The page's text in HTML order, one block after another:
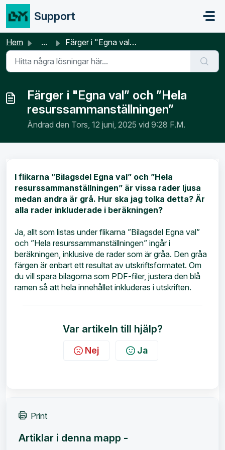
Hoppa över till huvudinnehåll
Support
Hem ... Färger i "Egna val” och ”Hela resurssammanställningen”
Färger i "Egna val” och ”Hela
resurssammanställningen”
Ändrad den Tors, 12 juni, 2025 vid 9:28 F.M.
I flikarna ”Bilagsdel Egna val” och ”Hela
resurssammanställningen” är vissa rader ljusa
medan andra är grå. Hur ska jag tolka detta? Är
alla rader inkluderade i beräkningen?
Ja, allt som listas under flikarna ”Bilagsdel Egna val”
och ”Hela resurssammanställningen” ingår i
beräkningen, inklusive de rader som är gråa. Den gråa
färgen är enbart ett resultat av utskriftsformatet. Om
du vill spara bilagorna som PDF-filer, justera den blå
ramen så att hela innehållet inkluderas i utskriften.
Var artikeln till hjälp?
Nej Ja
Print
Artiklar i denna mapp -